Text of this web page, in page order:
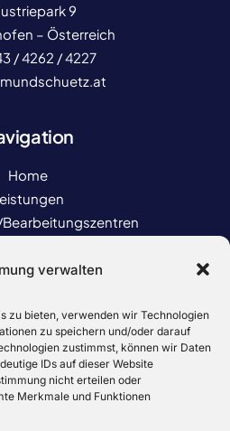
verwalten
zu bieten, verwenden wir Technologien
zu speichern und/oder darauf
zustimmst, können wir Daten
IDs auf dieser Website
nicht erteilen oder
Merkmale und Funktionen
9
– Österreich
/ 4262 / 4227
Home
Karriere